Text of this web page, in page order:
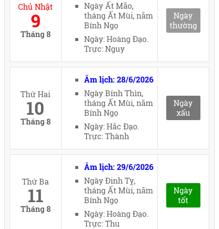
Chủ Nhật
9
Tháng 8
Ngày Ất Mão,
tháng Ất Mùi, năm
Bính Ngọ
Ngày: Hoàng Đạo.
Trực: Nguy
Ngày
thường
Thứ Hai
10
Tháng 8
Âm lịch: 28/6/2026
Ngày Bính Thìn,
tháng Ất Mùi, năm
Bính Ngọ
Ngày: Hắc Đạo.
Trực: Thành
Ngày
xấu
Thứ Ba
11
Tháng 8
Âm lịch: 29/6/2026
Ngày Đinh Tỵ,
tháng Ất Mùi, năm
Bính Ngọ
Ngày: Hoàng Đạo.
Trực: Thu
Ngày
tốt